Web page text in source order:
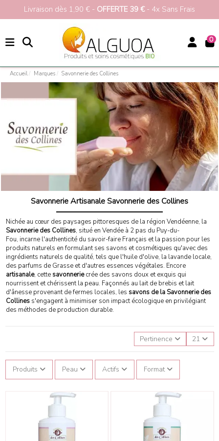
10%pour votre 1ère commande>>>
0
Accueil Marques Savonnerie des Collines
Savonnerie des Collines
Savonnerie Artisanale Savonnerie des Collines
Nichée au cœur des paysages pittoresques de la région Vendéenne, la
Savonnerie des Collines, situé en Vendée à 2 pas du Puy-du-
Fou, incarne l'authenticité du savoir-faire Français et la passion pour les
produits naturels en formulant ses savons et cosmétiques qu'avec des
ingrédients naturels de qualité, tels que l'huile d'olive, la lavande locale,
des parfums de Grasse et d'autres essences végétales. Encore
artisanale, cette savonneriecrée des savons doux et exquis qui
nourrissent et chérissent la peau. Façonnés au lait de brebis et lait
d'ânesse provenant de fermes locales, les savons de la Savonnerie des
Collines s'engagent à minimiser son impact écologique en privilégiant
des méthodes de production durable.
Pertinence 21
Produits Peau Actifs Format